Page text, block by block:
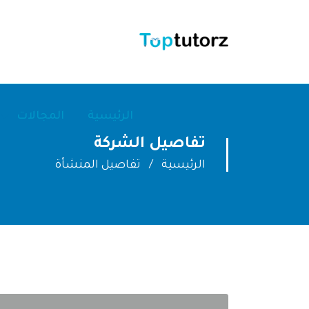
الرئيسية المجالات
تفاصيل الشركة
الرئيسية تفاصيل المنشأة